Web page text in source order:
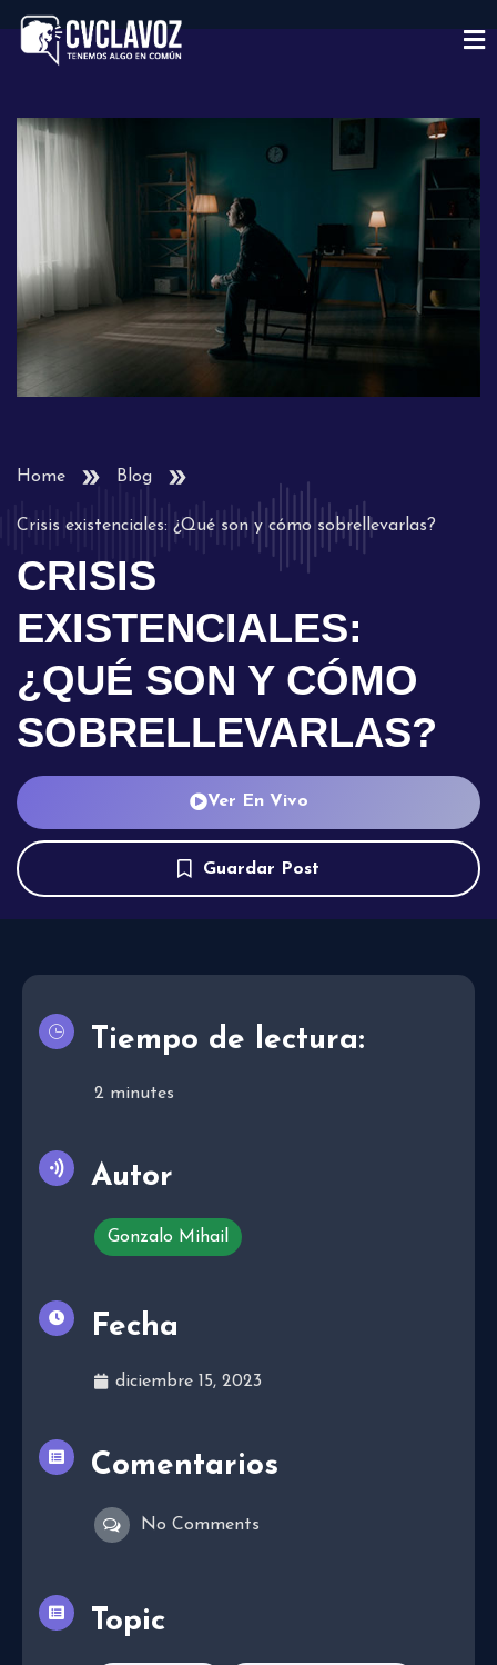
Home Blog
Crisis existenciales: ¿Qué son y cómo sobrellevarlas?
CRISIS
EXISTENCIALES:
¿QUÉ SON Y CÓMO
SOBRELLEVARLAS?
Ver En Vivo
Guardar Post
Tiempo de lectura:
2 minutes
Autor
Gonzalo Mihail
Fecha
diciembre 15, 2023
Comentarios
No Comments
Topic